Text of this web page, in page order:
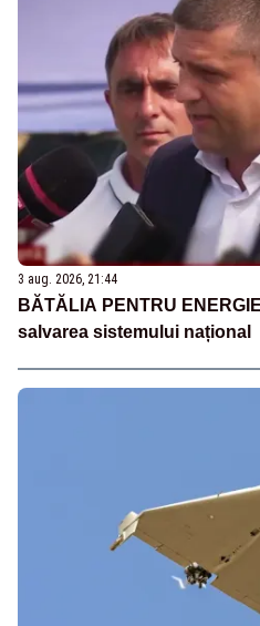
3 aug. 2026, 21:44
BĂTĂLIA PENTRU
salvarea sistemului național